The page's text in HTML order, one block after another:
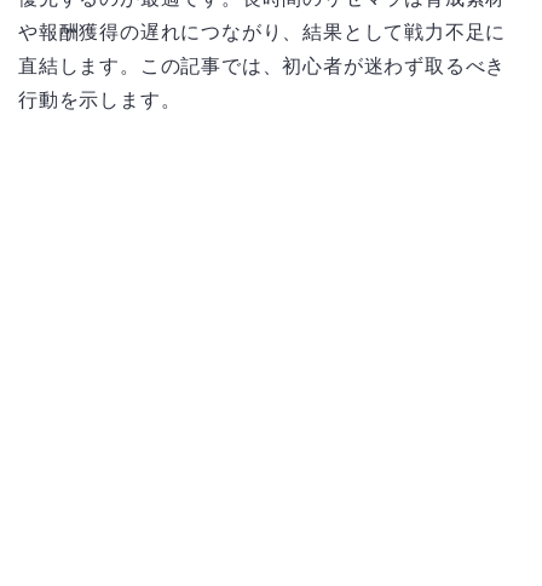
や報酬獲得の遅れにつながり、結果として戦力不足に
直結します。この記事では、初心者が迷わず取るべき
行動を示します。